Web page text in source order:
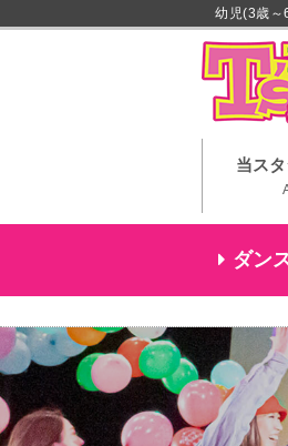
幼児(3歳～
当ス
ダン